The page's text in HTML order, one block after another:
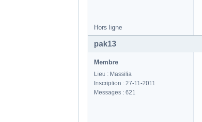
Hors ligne
pak13
Membre
Lieu : Massilia
Inscription : 27-11-2011
Messages : 621